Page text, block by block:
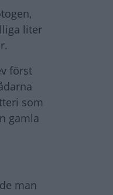
liter
först
som
gamla
man